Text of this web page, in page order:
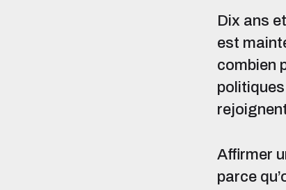
Dix ans
est
combien
Affirmer
parce